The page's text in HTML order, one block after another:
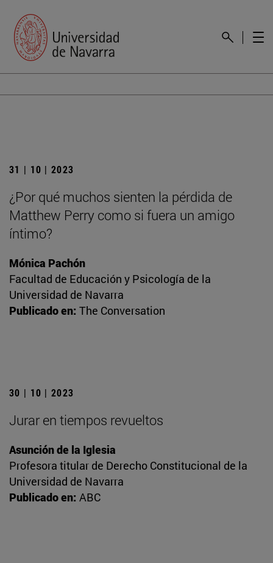
31 | 10 | 2023
¿Por qué muchos sienten la pérdida de
Matthew Perry como si fuera un amigo
íntimo?
Mónica Pachón
Facultad de Educación y Psicología de la
Universidad de Navarra
Publicado en: The Conversation
30 | 10 | 2023
Jurar en tiempos revueltos
Asunción de la Iglesia
Profesora titular de Derecho Constitucional de la
Universidad de Navarra
Publicado en: ABC